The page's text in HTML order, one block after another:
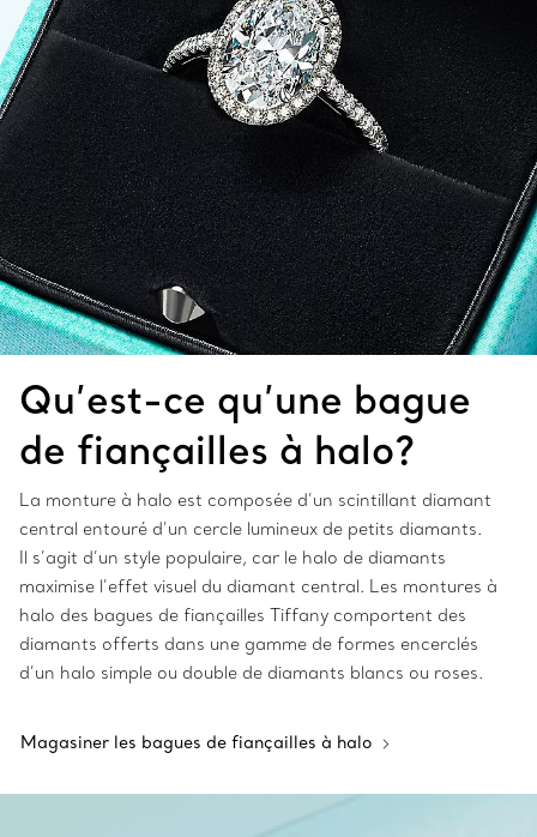
Qu’est-ce qu’une bague
de fiançailles à halo?
La monture à halo est composée d’un scintillant diamant
central entouré d’un cercle lumineux de petits diamants.
Il s’agit d’un style populaire, car le halo de diamants
maximise l’effet visuel du diamant central. Les montures à
halo des bagues de fiançailles Tiffany comportent des
diamants offerts dans une gamme de formes encerclés
d’un halo simple ou double de diamants blancs ou roses.
Magasiner les bagues de fiançailles à halo